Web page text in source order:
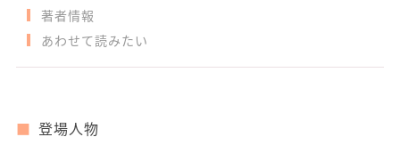
著者情報
あわせて読みたい
登場人物